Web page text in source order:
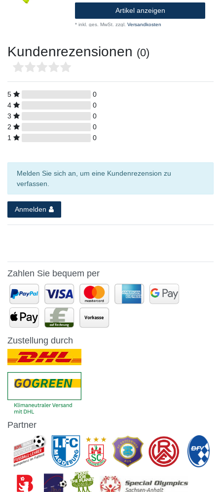
Artikel anzeigen
* inkl. ges. MwSt. zzgl. Versandkosten
Kundenrezensionen (0)
5
0
4
0
3
0
2
0
1
0
Melden Sie sich an, um eine Kundenrezension zu
verfassen.
Anmelden
Zahlen Sie bequem per
Zustellung durch
Partner